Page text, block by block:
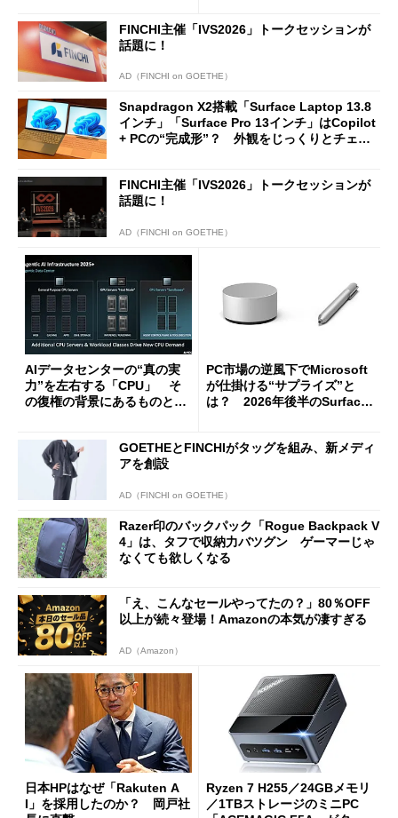
FINCHI主催「IVS2026」トークセッションが
話題に！
AD（FINCHI on GOETHE）
Snapdragon X2搭載「Surface Laptop 13.8
インチ」「Surface Pro 13インチ」はCopilot
+ PCの“完成形”？ 外観をじっくりとチェッ
FINCHI主催「IVS2026」トークセッションが
話題に！
AD（FINCHI on GOETHE）
AIデータセンターの“真の実
力”を左右する「CPU」 そ
の復権の背景にあるものと
PC市場の逆風下でMicrosoft
が仕掛ける“サプライズ”と
は？ 2026年後半のSurface
GOETHEとFINCHIがタッグを組み、新メディ
アを創設
AD（FINCHI on GOETHE）
Razer印のバックパック「Rogue Backpack V
4」は、タフで収納力バツグン ゲーマーじゃ
なくても欲しくなる
「え、こんなセールやってたの？」80％OFF
以上が続々登場！Amazonの本気が凄すぎる
AD（Amazon）
日本HPはなぜ「Rakuten A
I」を採用したのか？ 岡戸社
Ryzen 7 H255／24GBメモリ
／1TBストレージのミニPC